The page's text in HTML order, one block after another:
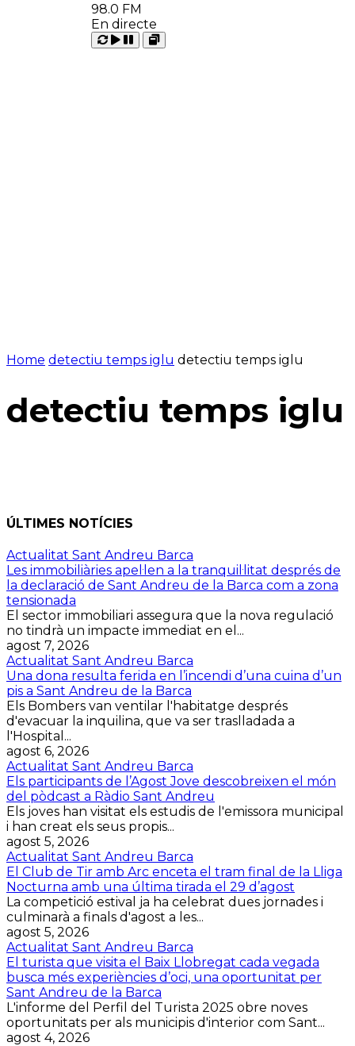
98.0 FM
En directe
Carregant
Reproduir
Pausar
Open
Home detectiu temps iglu detectiu temps iglu
detectiu temps iglu
ÚLTIMES NOTÍCIES
Actualitat Sant Andreu Barca
Les immobiliàries apel·len a la tranquil·litat després de
la declaració de Sant Andreu de la Barca com a zona
tensionada
El sector immobiliari assegura que la nova regulació
no tindrà un impacte immediat en el...
agost 7, 2026
Actualitat Sant Andreu Barca
Una dona resulta ferida en l’incendi d’una cuina d’un
pis a Sant Andreu de la Barca
Els Bombers van ventilar l'habitatge després
d'evacuar la inquilina, que va ser traslladada a
l'Hospital...
agost 6, 2026
Actualitat Sant Andreu Barca
Els participants de l’Agost Jove descobreixen el món
del pòdcast a Ràdio Sant Andreu
Els joves han visitat els estudis de l'emissora municipal
i han creat els seus propis...
agost 5, 2026
Actualitat Sant Andreu Barca
El Club de Tir amb Arc enceta el tram final de la Lliga
Nocturna amb una última tirada el 29 d’agost
La competició estival ja ha celebrat dues jornades i
culminarà a finals d'agost a les...
agost 5, 2026
Actualitat Sant Andreu Barca
El turista que visita el Baix Llobregat cada vegada
busca més experiències d’oci, una oportunitat per
Sant Andreu de la Barca
L'informe del Perfil del Turista 2025 obre noves
oportunitats per als municipis d'interior com Sant...
agost 4, 2026